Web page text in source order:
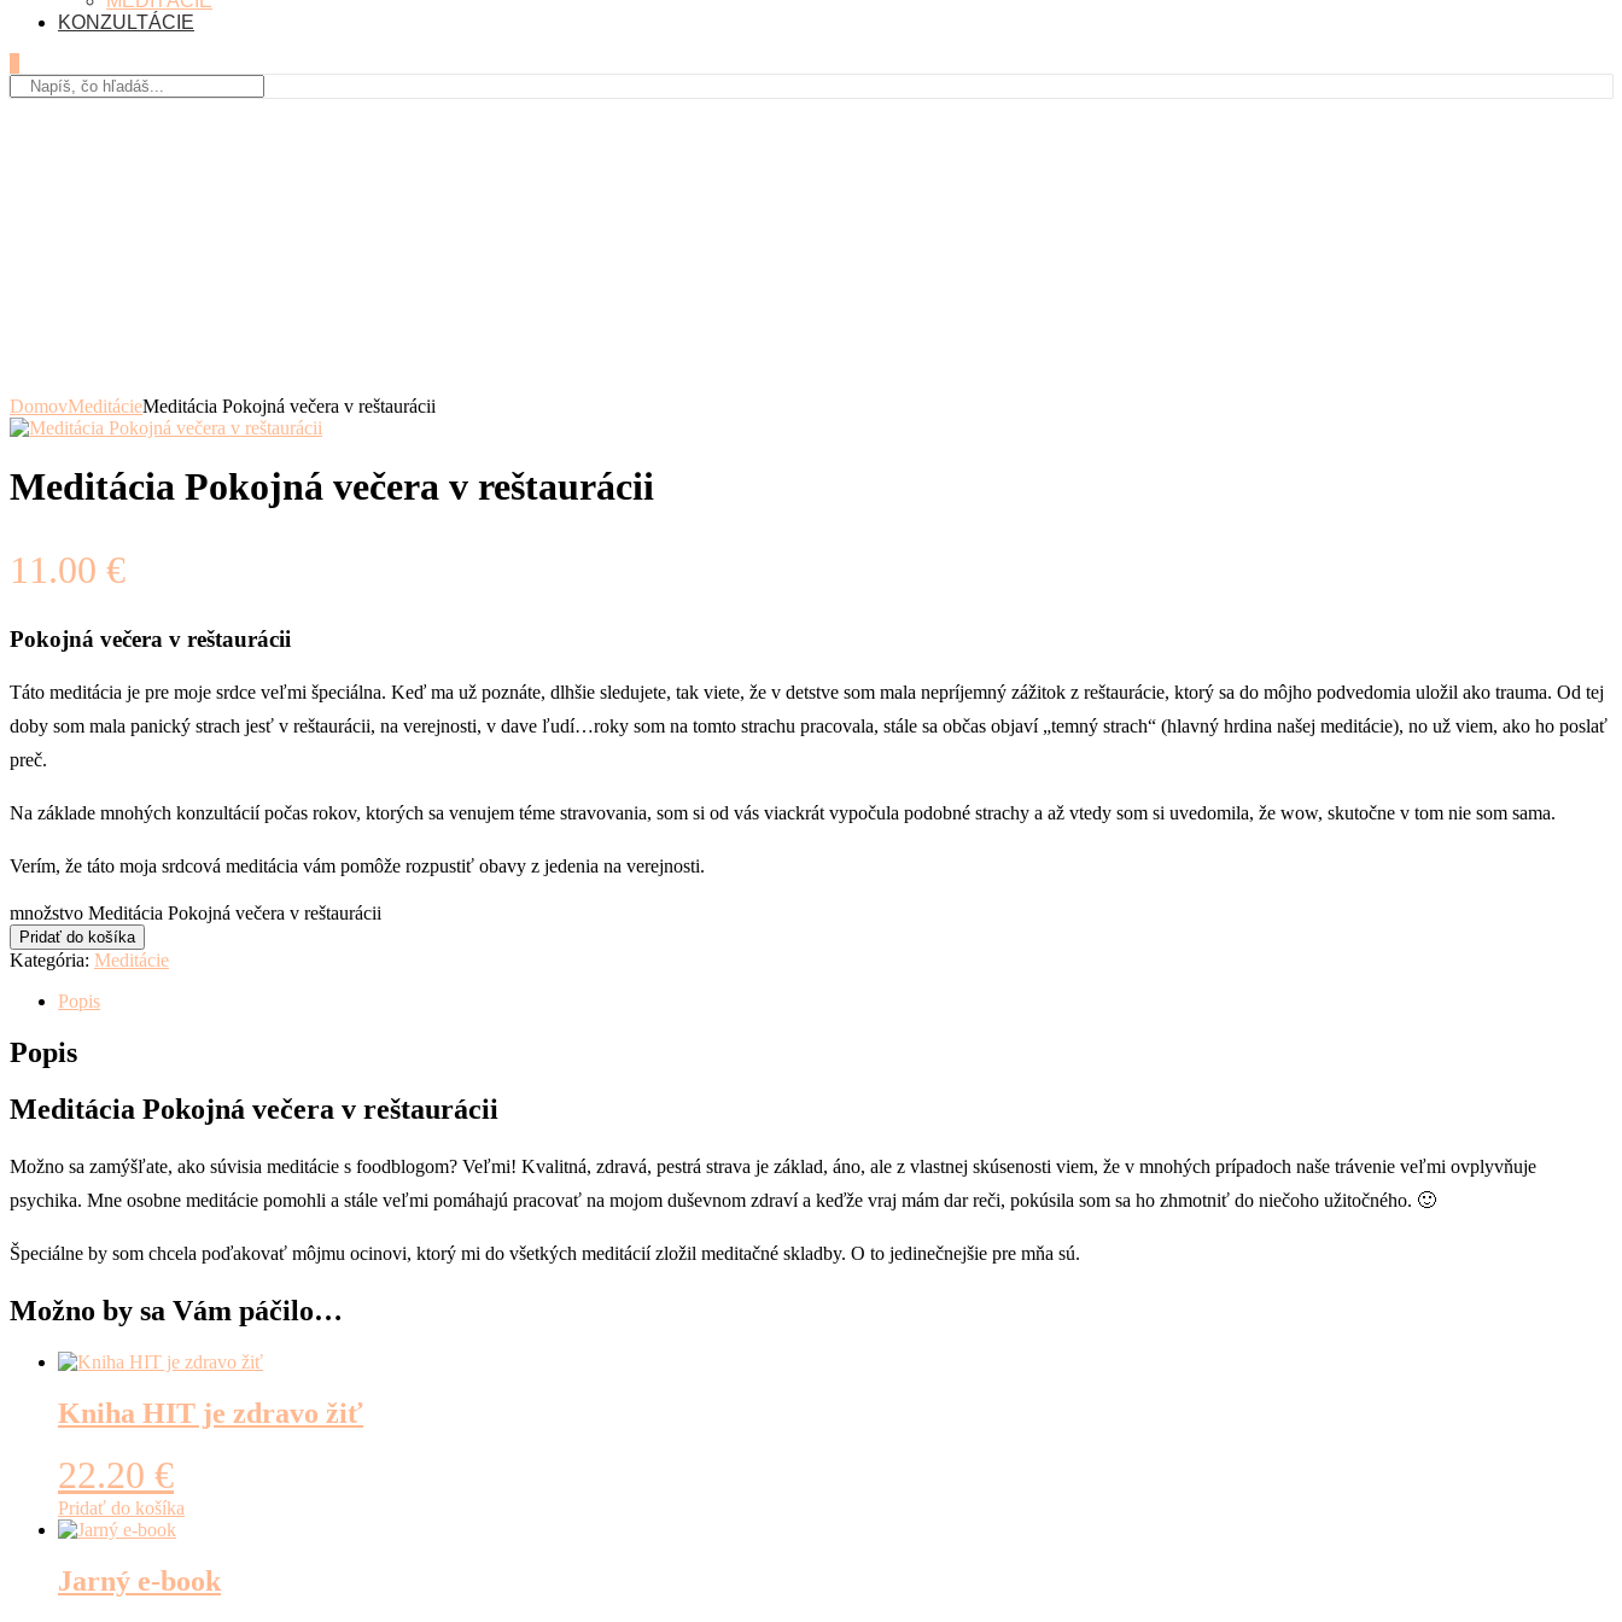
KONZULTÁCIE
DomovMeditácieMeditácia Pokojná večera v reštaurácii
Meditácia Pokojná večera v reštaurácii
11.00 €
Pokojná večera v reštaurácii
Táto meditácia je pre moje srdce veľmi špeciálna. Keď ma už poznáte, dlhšie sledujete, tak viete, že v detstve som mala nepríjemný zážitok z reštaurácie, ktorý sa do môjho podvedomia uložil ako trauma. Od tej
doby som mala panický strach jesť v reštaurácii, na verejnosti, v dave ľudí…roky som na tomto strachu pracovala, stále sa občas objaví „temný strach“ (hlavný hrdina našej meditácie), no už viem, ako ho poslať
preč.
Na základe mnohých konzultácií počas rokov, ktorých sa venujem téme stravovania, som si od vás viackrát vypočula podobné strachy a až vtedy som si uvedomila, že wow, skutočne v tom nie som sama.
Verím, že táto moja srdcová meditácia vám pomôže rozpustiť obavy z jedenia na verejnosti.
množstvo Meditácia Pokojná večera v reštaurácii
Pridať do košíka
Kategória: Meditácie
Popis
Popis
Meditácia Pokojná večera v reštaurácii
Možno sa zamýšľate, ako súvisia meditácie s foodblogom? Veľmi! Kvalitná, zdravá, pestrá strava je základ, áno, ale z vlastnej skúsenosti viem, že v mnohých prípadoch naše trávenie veľmi ovplyvňuje
psychika. Mne osobne meditácie pomohli a stále veľmi pomáhajú pracovať na mojom duševnom zdraví a keďže vraj mám dar reči, pokúsila som sa ho zhmotniť do niečoho užitočného. 🙂
Špeciálne by som chcela poďakovať môjmu ocinovi, ktorý mi do všetkých meditácií zložil meditačné skladby. O to jedinečnejšie pre mňa sú.
Možno by sa Vám páčilo…
Kniha HIT je zdravo žiť
22.20 €
Pridať do košíka
Jarný e-book